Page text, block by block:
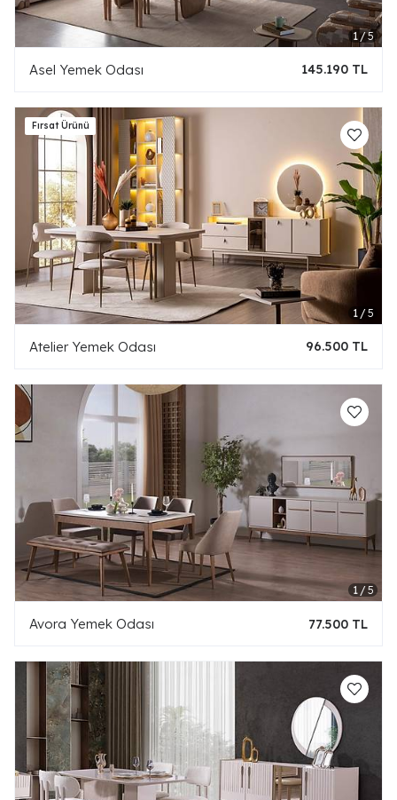
Asel Yemek Odası 145.190 TL
Atelier Yemek Odası 96.500 TL
Avora Yemek Odası 77.500 TL